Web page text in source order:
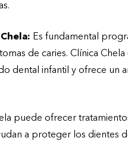
Es fundamental
de caries. Clínica
dental infantil y ofrece un
puede ofrecer
a proteger los dientes